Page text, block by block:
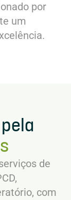
por
um
de
com